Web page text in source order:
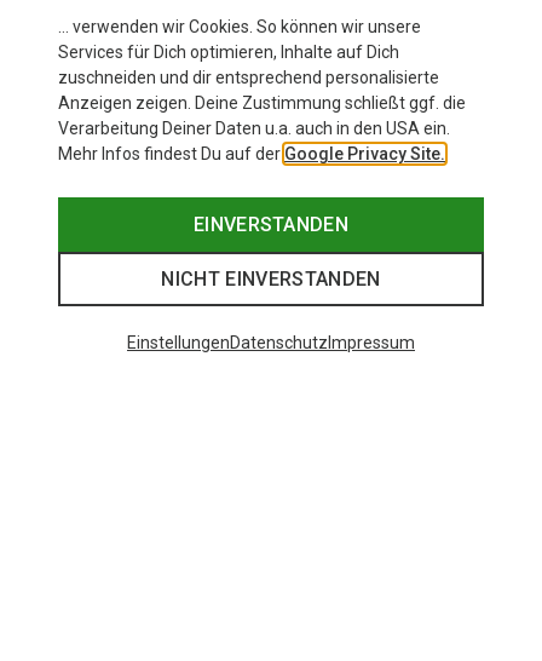
… verwenden wir Cookies. So können wir unsere
Services für Dich optimieren, Inhalte auf Dich
zuschneiden und dir entsprechend personalisierte
Anzeigen zeigen. Deine Zustimmung schließt ggf. die
Verarbeitung Deiner Daten u.a. auch in den USA ein.
Mehr Infos findest Du auf der Google Privacy Site.
EINVERSTANDEN
NICHT EINVERSTANDEN
EinstellungenDatenschutz Impressum